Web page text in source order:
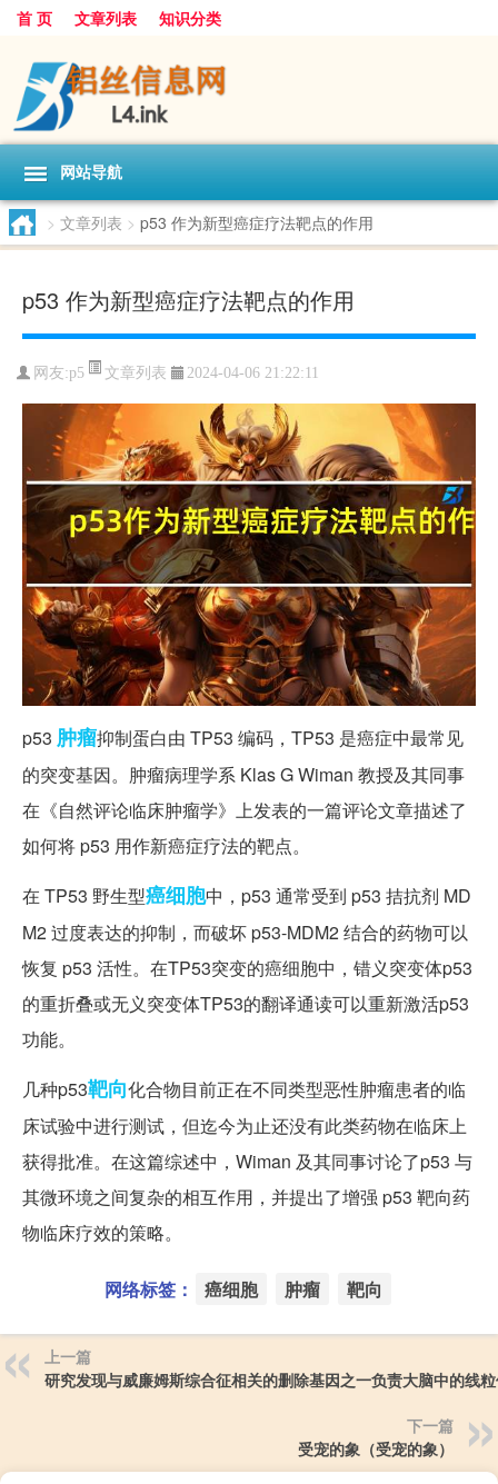
首 页 文章列表 知识分类
网站导航
> 文章列表 > p53 作为新型癌症疗法靶点的作用
p53 作为新型癌症疗法靶点的作用
网友:p5 文章列表 2024-04-06 21:22:11
p53 肿瘤抑制蛋白由 TP53 编码，TP53 是癌症中最常见
的突变基因。肿瘤病理学系 Klas G Wiman 教授及其同事
在《自然评论临床肿瘤学》上发表的一篇评论文章描述了
如何将 p53 用作新癌症疗法的靶点。
在 TP53 野生型癌细胞中，p53 通常受到 p53 拮抗剂 MD
M2 过度表达的抑制，而破坏 p53-MDM2 结合的药物可以
恢复 p53 活性。在TP53突变的癌细胞中，错义突变体p53
的重折叠或无义突变体TP53的翻译通读可以重新激活p53
功能。
几种p53靶向化合物目前正在不同类型恶性肿瘤患者的临
床试验中进行测试，但迄今为止还没有此类药物在临床上
获得批准。在这篇综述中，Wiman 及其同事讨论了p53 与
其微环境之间复杂的相互作用，并提出了增强 p53 靶向药
物临床疗效的策略。
网络标签： 癌细胞 肿瘤 靶向
上一篇
研究发现与威廉姆斯综合征相关的删除基因之一负责大脑中的线
下一篇
受宠的象（受宠的象）